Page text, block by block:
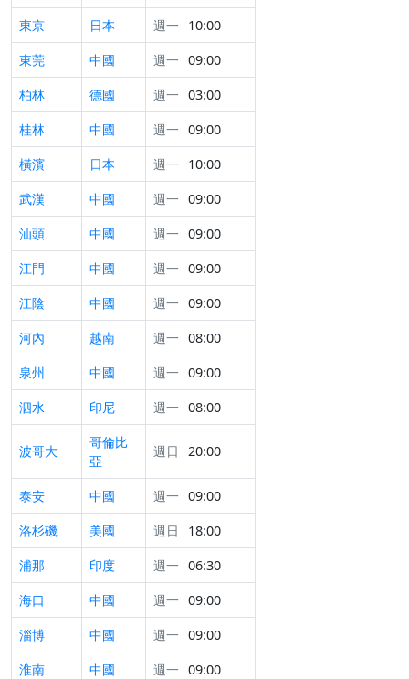
東京
日本 週一 10:00
東莞
中國 週一 09:00
柏林
德國 週一 03:00
桂林
中國 週一 09:00
橫濱
日本 週一 10:00
武漢
中國 週一 09:00
汕頭
中國 週一 09:00
江門
中國 週一 09:00
江陰
中國 週一 09:00
河內
越南 週一 08:00
泉州
中國 週一 09:00
泗水
印尼 週一 08:00
波哥大
哥倫比
亞
週日 20:00
泰安 中國 週一 09:00
洛杉磯
美國 週日
18:00
浦那
印度 週一 06:30
海口
中國 週一 09:00
淄博
中國 週一 09:00
淮南
中國 週一 09:00